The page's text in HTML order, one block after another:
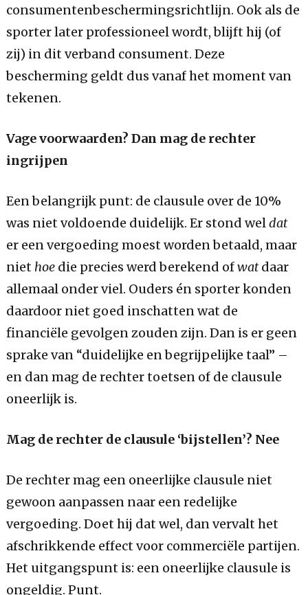
consumentenbeschermingsrichtlijn. Ook als de
sporter later professioneel wordt, blijft hij (of
zij) in dit verband consument. Deze
bescherming geldt dus vanaf het moment van
tekenen.
Vage voorwaarden? Dan mag de rechter
ingrijpen
Een belangrijk punt: de clausule over de 10%
was niet voldoende duidelijk. Er stond weldat
er een vergoeding moest worden betaald, maar
niet hoedie precies werd berekend ofwatdaar
allemaal onder viel. Ouders én sporter konden
daardoor niet goed inschatten wat de
financiële gevolgen zouden zijn. Dan is er geen
sprake van “duidelijke en begrijpelijke taal” –
en dan mag de rechter toetsen of de clausule
oneerlijk is.
Mag de rechter de clausule ‘bijstellen’? Nee
De rechter mag een oneerlijke clausule niet
gewoon aanpassen naar een redelijke
vergoeding. Doet hij dat wel, dan vervalt het
afschrikkende effect voor commerciële partijen.
Het uitgangspunt is: een oneerlijke clausule is
ongeldig. Punt.